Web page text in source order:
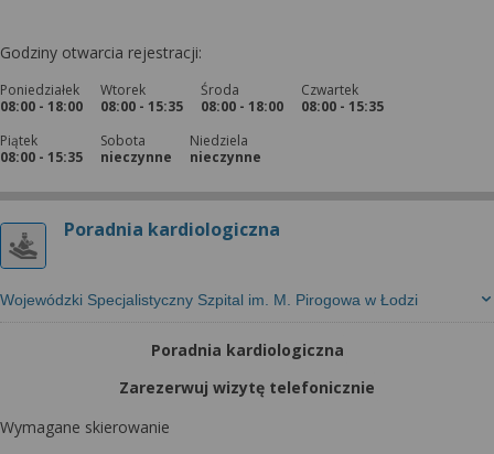
Godziny otwarcia rejestracji:
Poniedziałek
08:00 - 18:00
Wtorek
08:00 - 15:35
Środa
08:00 - 18:00
Czwartek
08:00 - 15:35
Piątek
08:00 - 15:35
Sobota
nieczynne
Niedziela
nieczynne
Poradnia kardiologiczna
Wojewódzki Specjalistyczny Szpital im. M. Pirogowa w Łodzi
Poradnia kardiologiczna
Zarezerwuj wizytę telefonicznie
Wymagane skierowanie